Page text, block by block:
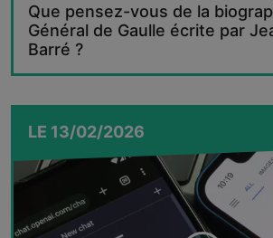
Que pensez-vous de la
Général de Gaulle écrite par
Barré ?
LE 13/02/2026